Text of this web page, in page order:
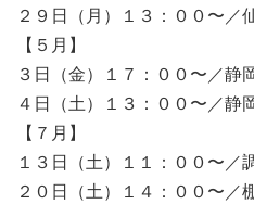
２９日（月）１３：００〜／
【５月】
３日（金）１７：００〜／静
４日（土）１３：００〜／静
【７月】
１３日（土）１１：００〜／
２０日（土）１４：００〜／